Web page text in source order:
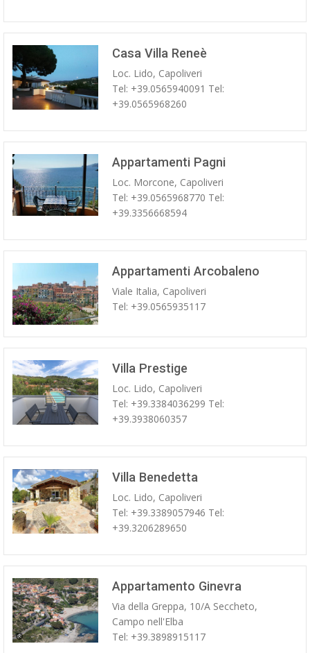
Casa Villa Reneè
Loc. Lido, Capoliveri
Tel: +39.0565940091 Tel:
+39.0565968260
Appartamenti Pagni
Loc. Morcone, Capoliveri
Tel: +39.0565968770 Tel:
+39.3356668594
Appartamenti Arcobaleno
Viale Italia, Capoliveri
Tel: +39.0565935117
Villa Prestige
Loc. Lido, Capoliveri
Tel: +39.3384036299 Tel:
+39.3938060357
Villa Benedetta
Loc. Lido, Capoliveri
Tel: +39.3389057946 Tel:
+39.3206289650
Appartamento Ginevra
Via della Greppa, 10/A Seccheto,
Campo nell'Elba
Tel: +39.3898915117